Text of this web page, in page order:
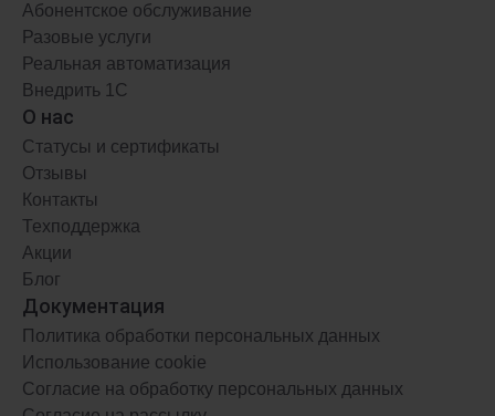
АРЕНДА
от 9500 ₽
Абонентское обслуживание
Разовые услуги
Реальная автоматизация
Внедрить 1С
О нас
Статусы и сертификаты
Отзывы
Контакты
Техподдержка
Акции
Блог
Документация
Политика обработки персональных данных
Использование cookie
Согласие на обработку персональных данных